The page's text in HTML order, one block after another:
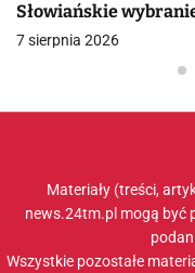
Słowiańskie
7 sierpnia 2026
Materiały (treści,
news.24tm.pl mogą być
Wszystkie pozostałe